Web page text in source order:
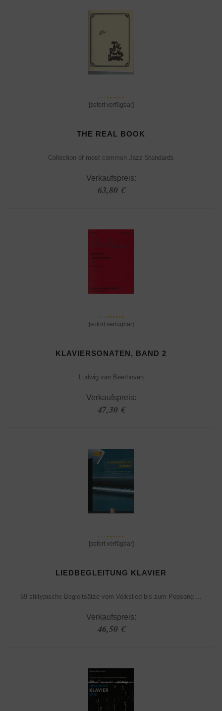
[sofort verfügbar]
THE REAL BOOK
Collection of most common Jazz Standards
Verkaufspreis:
63,80 €
[sofort verfügbar]
KLAVIERSONATEN, BAND 2
Ludwig van Beethoven
Verkaufspreis:
47,30 €
[sofort verfügbar]
LIEDBEGLEITUNG KLAVIER
69 stiltypische Begleitsätze vom Volkslied bis zum Popsong ...
Verkaufspreis:
46,50 €